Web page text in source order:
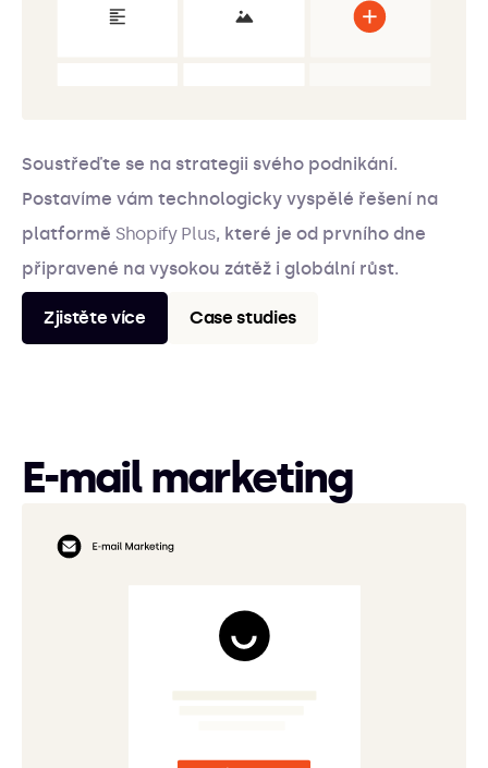
Soustřeďte se na strategii svého podnikání.
Postavíme vám technologicky vyspělé řešení na
platformě Shopify Plus, které je od prvního dne
připravené na vysokou zátěž i globální růst.
Zjistěte více Case studies
E-mail marketing